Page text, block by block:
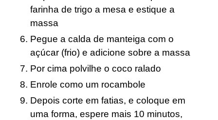
farinha de trigo a mesa e estique a
massa
Pegue a calda de manteiga com o
açúcar (frio) e adicione sobre a massa
Por cima polvilhe o coco ralado
Enrole como um rocambole
Depois corte em fatias, e coloque em
uma forma, espere mais 10 minutos,